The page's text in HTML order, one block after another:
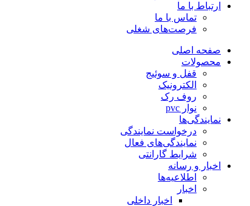
ارتباط با ما
تماس با ما
فرصت‌های شغلی
صفحه اصلی
محصولات
قفل و سوئیج
الکترونیک
روف رک
نوار pvc
نمایندگی‌ها
درخواست نمایندگی
نمایندگی‌های فعال
شرایط گارانتی
اخبار و رسانه
اطلاعیه‌ها
اخبار
اخبار داخلی